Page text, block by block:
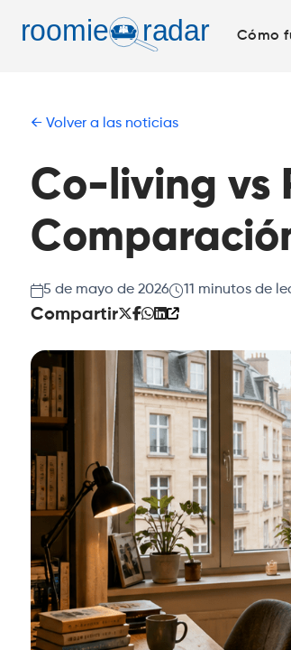
Cómo
Volver a las noticias
Co-living vs
5 de mayo de 2026 11 minutos de
Compartir